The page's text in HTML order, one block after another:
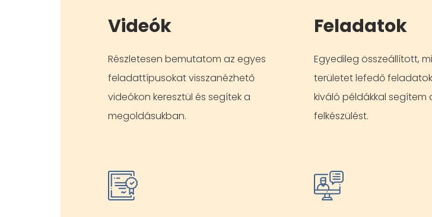
Videók
Részletesen bemutatom az egyes
feladattípusokat visszanézhető
videókon keresztül és segítek a
megoldásukban.
Feladatok
Egyedileg összeállított,
területet lefedő
kiváló példákkal segítem
felkészülést.